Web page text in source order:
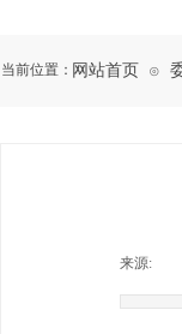
网站首页 ⊙
当前位置：
来源: